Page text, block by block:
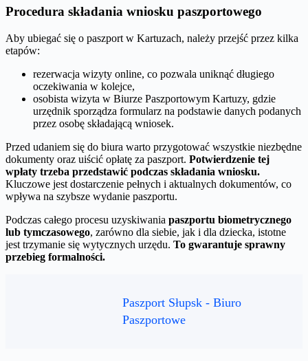
Procedura składania wniosku paszportowego
Aby ubiegać się o paszport w Kartuzach, należy przejść przez kilka
etapów:
rezerwacja wizyty online, co pozwala uniknąć długiego
oczekiwania w kolejce,
osobista wizyta w Biurze Paszportowym Kartuzy, gdzie
urzędnik sporządza formularz na podstawie danych podanych
przez osobę składającą wniosek.
Przed udaniem się do biura warto przygotować wszystkie niezbędne
dokumenty oraz uiścić opłatę za paszport. Potwierdzenie tej
wpłaty trzeba przedstawić podczas składania wniosku.
Kluczowe jest dostarczenie pełnych i aktualnych dokumentów, co
wpływa na szybsze wydanie paszportu.
Podczas całego procesu uzyskiwania paszportu biometrycznego
lub tymczasowego, zarówno dla siebie, jak i dla dziecka, istotne
jest trzymanie się wytycznych urzędu. To gwarantuje sprawny
przebieg formalności.
Paszport Słupsk - Biuro
Paszportowe